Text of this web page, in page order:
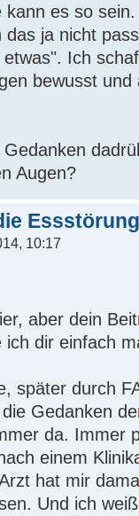
es so
ja nicht
Ich
bewusst
Augen?
Essstörung
10:17
aber dein
ich dir einfach
später durch
Gedanken
da. Immer
einem
hat mir
Und ich